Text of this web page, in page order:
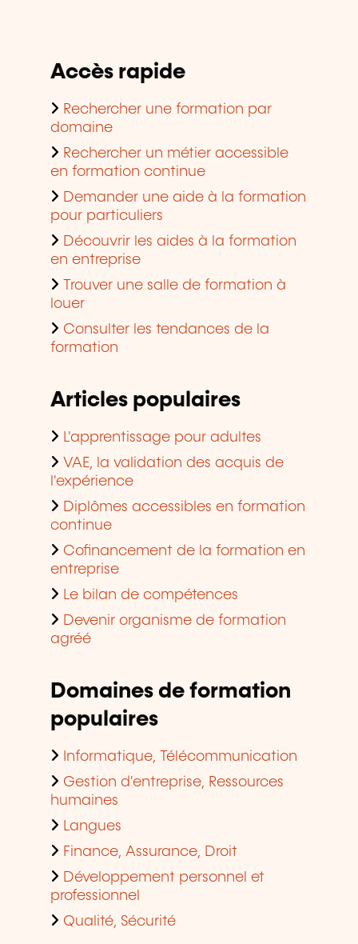
Accès rapide
Rechercher une formation par
domaine
Rechercher un métier accessible
en formation continue
Demander une aide à la formation
pour particuliers
Découvrir les aides à la formation
en entreprise
Trouver une salle de formation à
louer
Consulter les tendances de la
formation
Articles populaires
L'apprentissage pour adultes
VAE, la validation des acquis de
l'expérience
Diplômes accessibles en formation
continue
Cofinancement de la formation en
entreprise
Le bilan de compétences
Devenir organisme de formation
agréé
Domaines de formation
populaires
Informatique, Télécommunication
Gestion d'entreprise, Ressources
humaines
Langues
Finance, Assurance, Droit
Développement personnel et
professionnel
Qualité, Sécurité